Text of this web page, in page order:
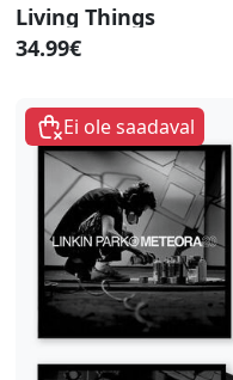
Living Things
34.99€
Ei ole saadaval